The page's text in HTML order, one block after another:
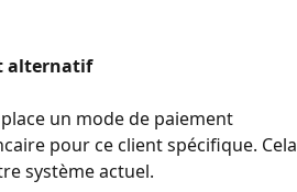
alternatif
un mode de paiement
pour ce client spécifique. Cela
système actuel.